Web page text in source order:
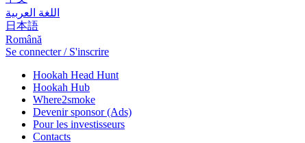
اللغة العربية
日本語
Română
Se connecter / S'inscrire
Hookah Head Hunt
Hookah Hub
Where2smoke
Devenir sponsor (Ads)
Pour les investisseurs
Contacts